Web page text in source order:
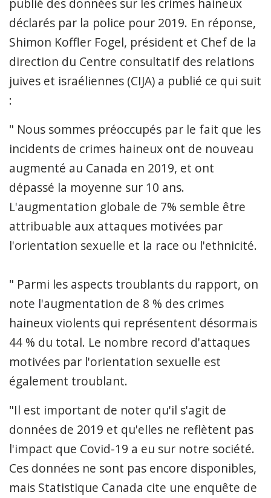
publié des données sur les crimes haineux
déclarés par la police pour 2019. En réponse,
Shimon Koffler Fogel, président et Chef de la
direction du Centre consultatif des relations
juives et israéliennes (CIJA) a publié ce qui suit
:
" Nous sommes préoccupés par le fait que les
incidents de crimes haineux ont de nouveau
augmenté au Canada en 2019, et ont
dépassé la moyenne sur 10 ans.
L'augmentation globale de 7% semble être
attribuable aux attaques motivées par
l'orientation sexuelle et la race ou l'ethnicité.
" Parmi les aspects troublants du rapport, on
note l'augmentation de 8 % des crimes
haineux violents qui représentent désormais
44 % du total. Le nombre record d'attaques
motivées par l'orientation sexuelle est
également troublant.
"Il est important de noter qu'il s'agit de
données de 2019 et qu'elles ne reflètent pas
l'impact que Covid-19 a eu sur notre société.
Ces données ne sont pas encore disponibles,
mais Statistique Canada cite une enquête de